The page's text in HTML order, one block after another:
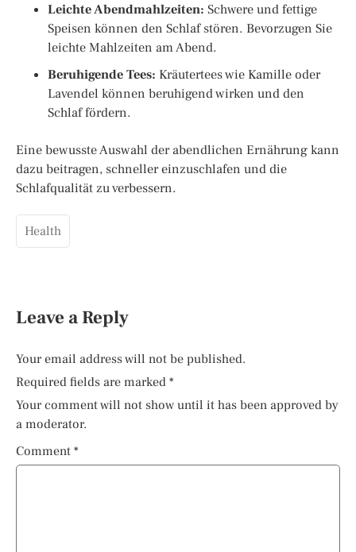
Leichte Abendmahlzeiten: Schwere und fettige
Speisen können den Schlaf stören. Bevorzugen Sie
leichte Mahlzeiten am Abend.
Beruhigende Tees: Kräutertees wie Kamille oder
Lavendel können beruhigend wirken und den
Schlaf fördern.
Eine bewusste Auswahl der abendlichen Ernährung kann
dazu beitragen, schneller einzuschlafen und die
Schlafqualität zu verbessern.
Health
Leave a Reply
Your email address will not be published.
Required fields are marked *
Your comment will not show until it has been approved by
a moderator.
Comment *